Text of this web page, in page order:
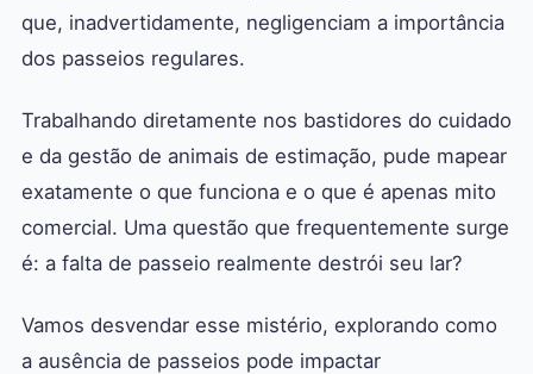
que, inadvertidamente, negligenciam a importância
dos passeios regulares.
Trabalhando diretamente nos bastidores do cuidado
e da gestão de animais de estimação, pude mapear
exatamente o que funciona e o que é apenas mito
comercial. Uma questão que frequentemente surge
é: a falta de passeio realmente destrói seu lar?
Vamos desvendar esse mistério, explorando como
a ausência de passeios pode impactar